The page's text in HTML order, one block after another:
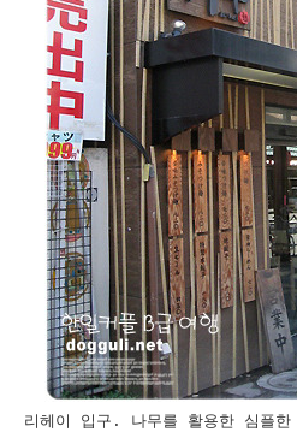
리헤이 입구. 나무를 활용한 심플